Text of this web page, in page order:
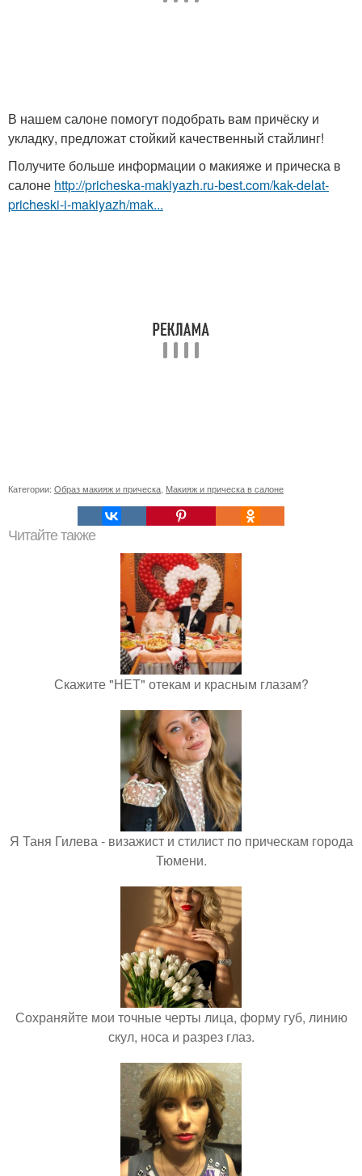
В нашем салоне помогут подобрать вам причёску и
укладку, предложат стойкий качественный стайлинг!
Получите больше информации о макияже и прическа в
салоне http://pricheska-makiyazh.ru-best.com/kak-delat-
pricheski-i-makiyazh/mak...
Категории: Образ макияж и прическа Макияж и прическа в салоне
Читайте также
Скажите "НЕТ" отекам и красным глазам?
Я Таня Гилева - визажист и стилист по прическам города
Тюмени.
Сохраняйте мои точные черты лица, форму губ, линию
скул, носа и разрез глаз.